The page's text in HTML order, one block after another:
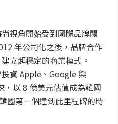
視角開始受到國際品牌關
年公司化之後，品牌合作
立起穩定的商業模式。
資 Apple、Google 與
以 8 億美元估值成為韓國
國第一個達到此里程碑的時